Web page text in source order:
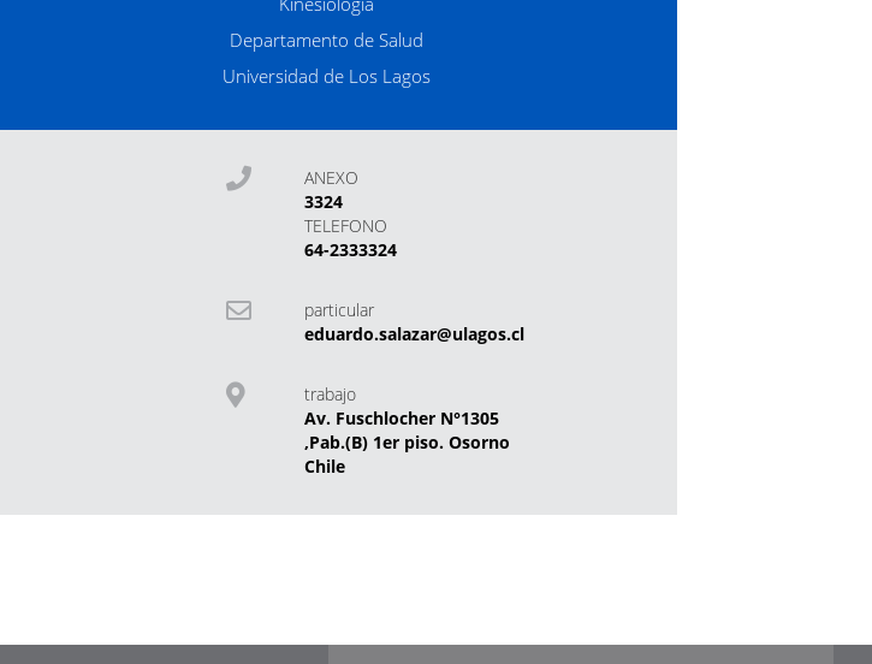
Departamento de Salud
Universidad de Los Lagos
ANEXO
3324
TELEFONO
64-2333324
particular
eduardo.salazar@ulagos.cl
trabajo
Av. Fuschlocher N°1305
,Pab.(B) 1er piso. Osorno
Chile